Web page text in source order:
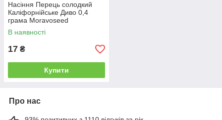
Насіння Перець солодкий
Каліфорнійське Диво 0,4
грама Moravoseed
В наявності
17 ₴
Купити
Про нас